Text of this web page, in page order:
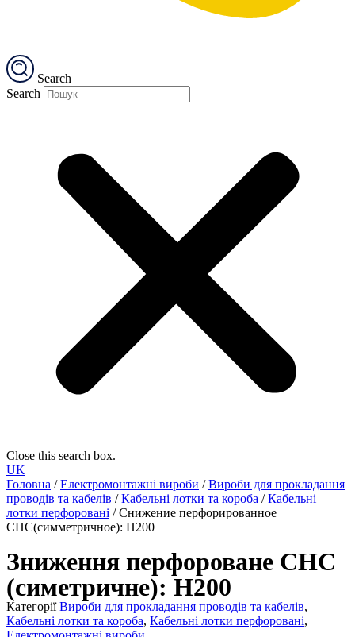
Search
Search
Close this search box.
UK
Головна /Електромонтажні вироби /Вироби для прокладання
проводів та кабелів /Кабельні лотки та короба /Кабельні
лотки перфоровані / Снижение перфорированное
СНС(симметричное): H200
Зниження перфороване СНС
(симетричне): H200
Категорії Вироби для прокладання проводів та кабелів,
Кабельні лотки та короба, Кабельні лотки перфоровані,